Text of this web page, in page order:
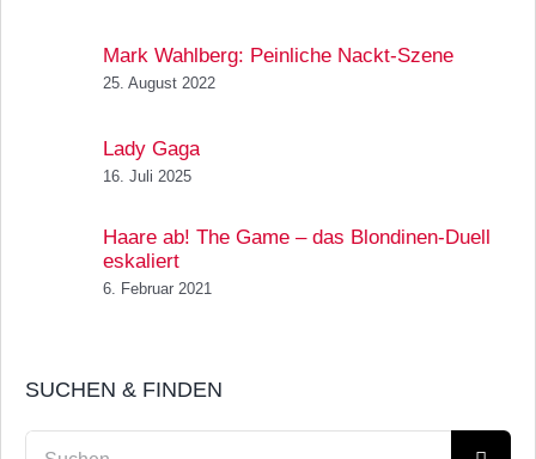
Mark Wahlberg: Peinliche Nackt-Szene
25. August 2022
Lady Gaga
16. Juli 2025
Haare ab! The Game – das Blondinen-Duell
eskaliert
6. Februar 2021
SUCHEN & FINDEN
Suche